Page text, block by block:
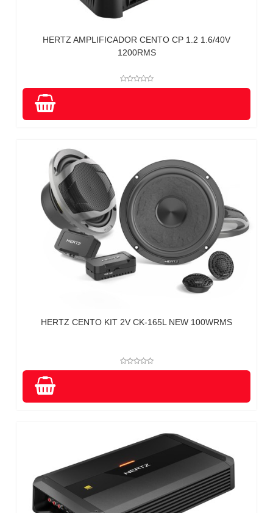
HERTZ AMPLIFICADOR CENTO CP 1.2 1.6/40V
1200RMS
HERTZ CENTO KIT 2V CK-165L NEW 100WRMS